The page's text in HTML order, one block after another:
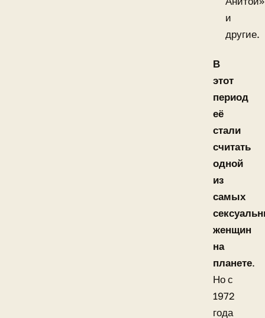
и
другие.
В
этот
период
её
стали
считать
одной
из
самых
женщин
на
планете.
Но с
1972
года